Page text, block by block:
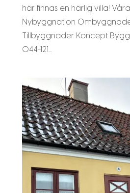
här finnas en härlig villa!
Nybyggnation
Tillbyggnader Koncept
044-121...